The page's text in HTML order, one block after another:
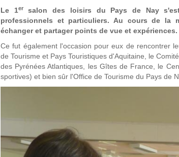
Le 1ersalon des loisirs du Pays de Nay
professionnels et particuliers. Au cours de la
échanger et partager points de vue et expériences.
Ce fut également l'occasion pour eux de rencontrer
de Tourisme et Pays Touristiques d'Aquitaine, le
des Pyrénées Atlantiques, les Gîtes de France, le
sportives) et bien sûr l'Office de Tourisme du Pays de